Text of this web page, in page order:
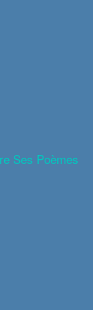
Ses Poèmes